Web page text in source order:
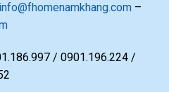
info@fhomenamkhang.com –
/ 0901.196.224 /